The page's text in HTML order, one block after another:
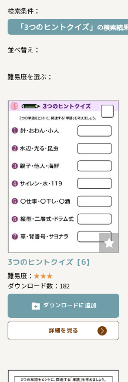
検索条件：
「3つのヒントクイズ」 の検索結
並べ替え：
難易度を選ぶ：
3つのヒントクイズ【6】
難易度：★★★
ダウンロード数：182
ダウンロードに追加
詳細を見る